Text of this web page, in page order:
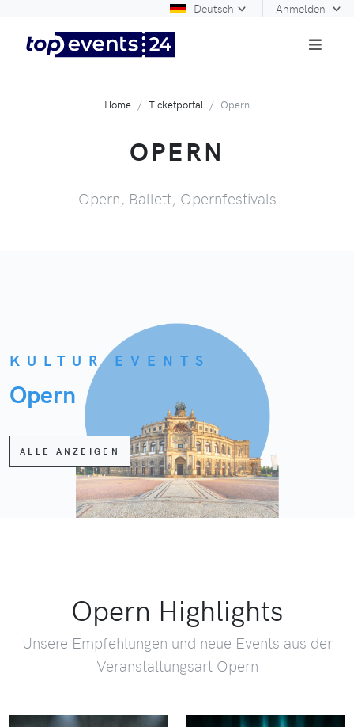
Deutsch Anmelden
Home Ticketportal Opern
OPERN
Opern, Ballett, Opernfestivals
KULTUR EVENTS
Opern
-
ALLE ANZEIGEN
Opern Highlights
Unsere Empfehlungen und neue Events aus der
Veranstaltungsart Opern